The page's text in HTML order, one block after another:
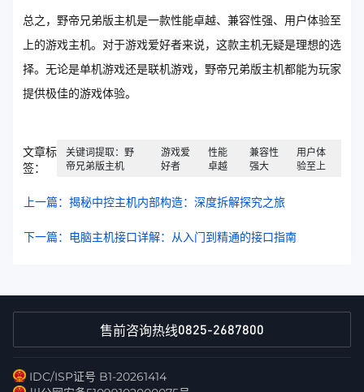
总之，野帝兄弟版主机是一款性能卓越、兼容性强、用户体验至
上的游戏主机。对于游戏爱好者来说，这款主机无疑是理想的选
择。无论是单机游戏还是联机游戏，野帝兄弟版主机都能为玩家
提供极佳的游戏体验。
文章标
签：
关键词提取：野
帝兄弟版主机
游戏爱
好者
性能
卓越
兼容性
强大
用户体
验至上
上一篇：揭秘中控主机内部构造：深度拆解探究之旅
下一篇：电脑主机接口详解：从入门到精通的接口指南
售前咨询热线0825-2687800
IDC/ISP证号 B1-20261414